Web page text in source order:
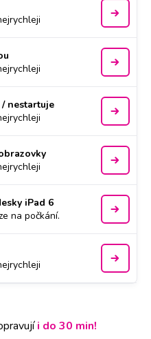
nestartuje
iPad 6
na počkání.
i do 30 min!